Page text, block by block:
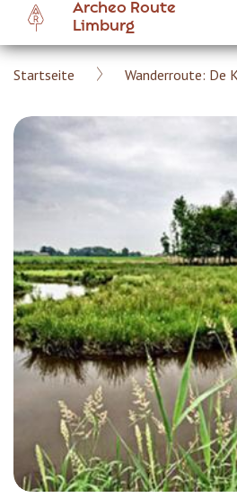
main
content
Archeo Route
Limburg
Breadcrumb
Startseite Wanderroute: De